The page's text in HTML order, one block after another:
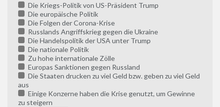
Die Kriegs-Politik von US-Präsident Trump
Die europäische Politik
Die Folgen der Corona-Krise
Russlands Angriffskrieg gegen die Ukraine
Die Handelspolitik der USA unter Trump
Die nationale Politik
Zu hohe internationale Zölle
Europas Sanktionen gegen Russland
Die Staaten drucken zu viel Geld bzw. geben zu viel Geld
aus
Einige Konzerne haben die Krise genutzt, um Gewinne
zu steigern